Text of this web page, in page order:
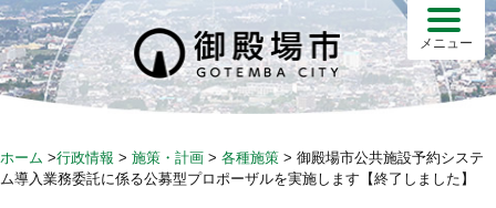
S
k
i
p
c
メニュー
ホーム >行政情報 > 施策・計画 > 各種施策 > 御殿場市公共施設予約システ
ム導入業務委託に係る公募型プロポーザルを実施します【終了しました】